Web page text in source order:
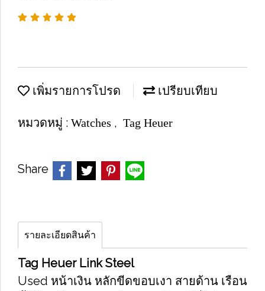
เพิ่มรายการโปรด เปรียบเทียบ
หมวดหมู่ : Watches , Tag Heuer
Share
รายละเอียดสินค้า
Tag​ Heuer​ Link​ Steel
Used หน้าเงิน​ หลักขีดขอบเงา​ สายด้าน เรือน